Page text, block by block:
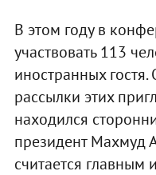
В этом году в
участвовать 113
иностранных
рассылки этих
находился
президент Махмуд
считается